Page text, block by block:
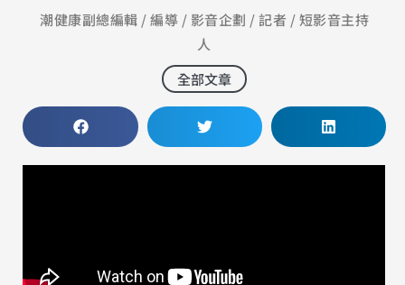
潮健康副總編輯 / 編導 / 影音企劃 / 記者 / 短影音主持
人
全部文章